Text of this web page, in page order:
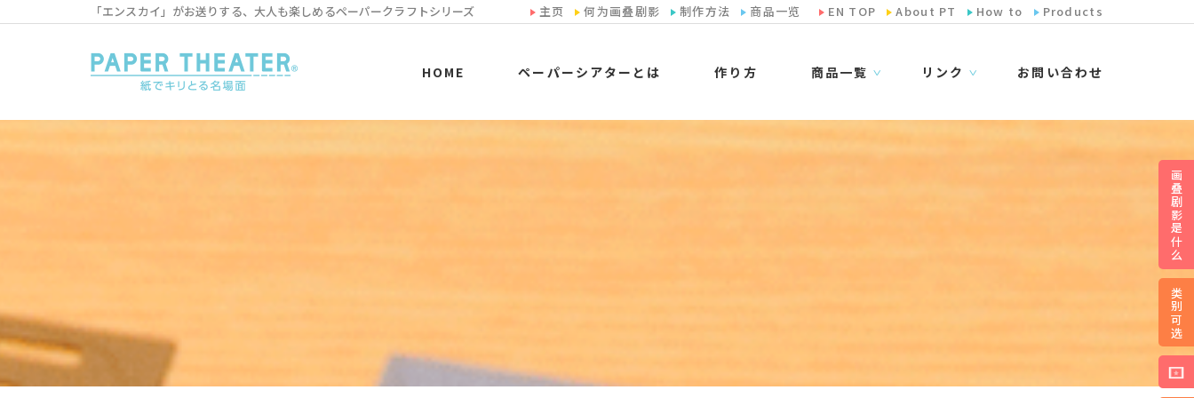
「エンスカイ」がお送りする、大人も楽しめるペーパークラフトシリーズ 主页 何为画叠剧影 制作方法 商品一览 EN TOP About PT How to Products
HOME ペーパーシアターとは 作り方 商品一覧 ∨ リンク ∨ お問い合わせ
画叠剧影是什么
类别可选